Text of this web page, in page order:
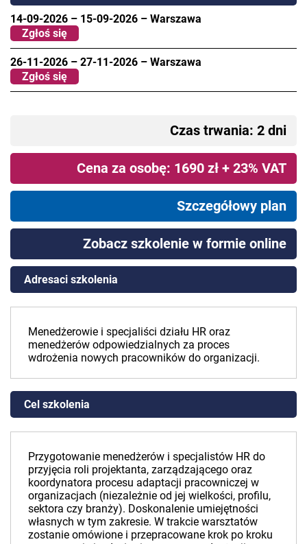
14-09-2026 – 15-09-2026 – Warszawa
Zgłoś się
26-11-2026 – 27-11-2026 – Warszawa
Zgłoś się
Czas trwania: 2 dni
Cena za osobę: 1690 zł + 23% VAT
Szczegółowy plan
Zobacz szkolenie w formie online
Adresaci szkolenia
Menedżerowie i specjaliści działu HR oraz
menedżerów odpowiedzialnych za proces
wdrożenia nowych pracowników do organizacji.
Cel szkolenia
Przygotowanie menedżerów i specjalistów HR do
przyjęcia roli projektanta, zarządzającego oraz
koordynatora procesu adaptacji pracowniczej w
organizacjach (niezależnie od jej wielkości, profilu,
sektora czy branży). Doskonalenie umiejętności
własnych w tym zakresie. W trakcie warsztatów
zostanie omówione i przepracowane krok po kroku